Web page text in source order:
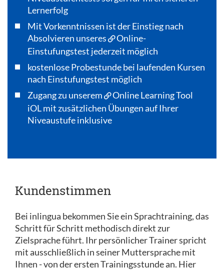
Lernerfolg
Mit Vorkenntnissen ist der Einstieg nach
Absolvieren unseres
Online-
Einstufungstest jederzeit möglich
kostenlose Probestunde bei laufenden Kursen
nach Einstufungstest möglich
Zugang zu unserem
Online Learning Tool
iOLmit zusätzlichen Übungen auf Ihrer
Niveaustufe inklusive
Kundenstimmen
Bei inlingua bekommen Sie ein Sprachtraining, das
Schritt für Schritt methodisch direkt zur
Zielsprache führt. Ihr persönlicher Trainer spricht
mit ausschließlich in seiner Muttersprache mit
Ihnen - von der ersten Trainingsstunde an. Hier